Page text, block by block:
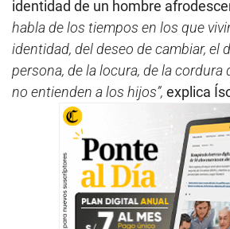
identidad de un hombre
habla de los tiempos en los que
identidad, del deseo de cambiar, el
persona, de la locura, de la cordura
no entienden a los hijos”, explica